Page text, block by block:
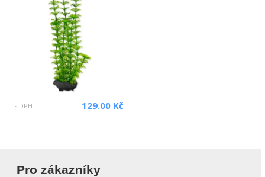
s DPH 129.00 Kč
Pro zákazníky